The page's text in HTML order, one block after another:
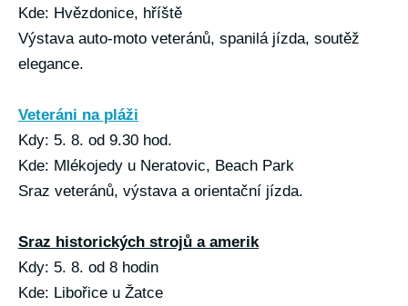
Kde: Hvězdonice, hříště
Výstava auto-moto veteránů, spanilá jízda, soutěž
elegance.
Veteráni na pláži
Kdy: 5. 8. od 9.30 hod.
Kde: Mlékojedy u Neratovic, Beach Park
Sraz veteránů, výstava a orientační jízda.
Sraz historických strojů a amerik
Kdy: 5. 8. od 8 hodin
Kde: Libořice u Žatce